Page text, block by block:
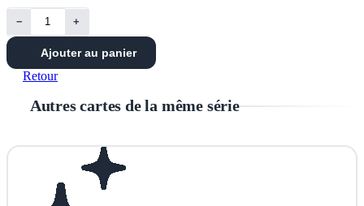
− +
Ajouter au panier
Retour
Autres cartes de la même série